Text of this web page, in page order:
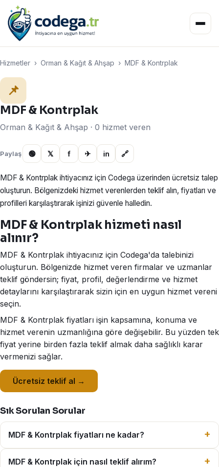
Hizmetler › Orman & Kağıt & Ahşap › MDF & Kontrplak
📌
MDF & Kontrplak
Orman & Kağıt & Ahşap · 0 hizmet veren
Paylaş 🟢 𝕏 f ✈ in 🔗
MDF & Kontrplak ihtiyacınız için Codega üzerinden ücretsiz talep
oluşturun. Bölgenizdeki hizmet verenlerden teklif alın, fiyatları ve
profilleri karşılaştırarak işinizi güvenle halledin.
MDF & Kontrplak hizmeti nasıl
alınır?
MDF & Kontrplak ihtiyacınız için Codega'da talebinizi
oluşturun. Bölgenizde hizmet veren firmalar ve uzmanlar
teklif göndersin; fiyat, profil, değerlendirme ve hizmet
detaylarını karşılaştırarak sizin için en uygun hizmet vereni
seçin.
MDF & Kontrplak fiyatları işin kapsamına, konuma ve
hizmet verenin uzmanlığına göre değişebilir. Bu yüzden tek
fiyat yerine birden fazla teklif almak daha sağlıklı karar
vermenizi sağlar.
Ücretsiz teklif al →
Sık Sorulan Sorular
MDF & Kontrplak fiyatları ne kadar?
MDF & Kontrplak için nasıl teklif alırım?